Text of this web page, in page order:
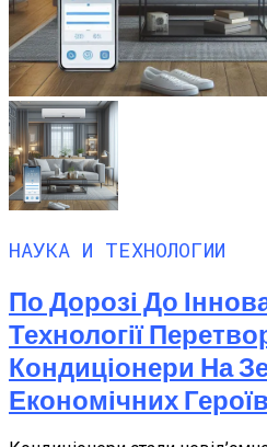
НАУКА И ТЕХНОЛОГИИ
По Дорозі До
Технології
Кондиціонери На
Економічних Героїв